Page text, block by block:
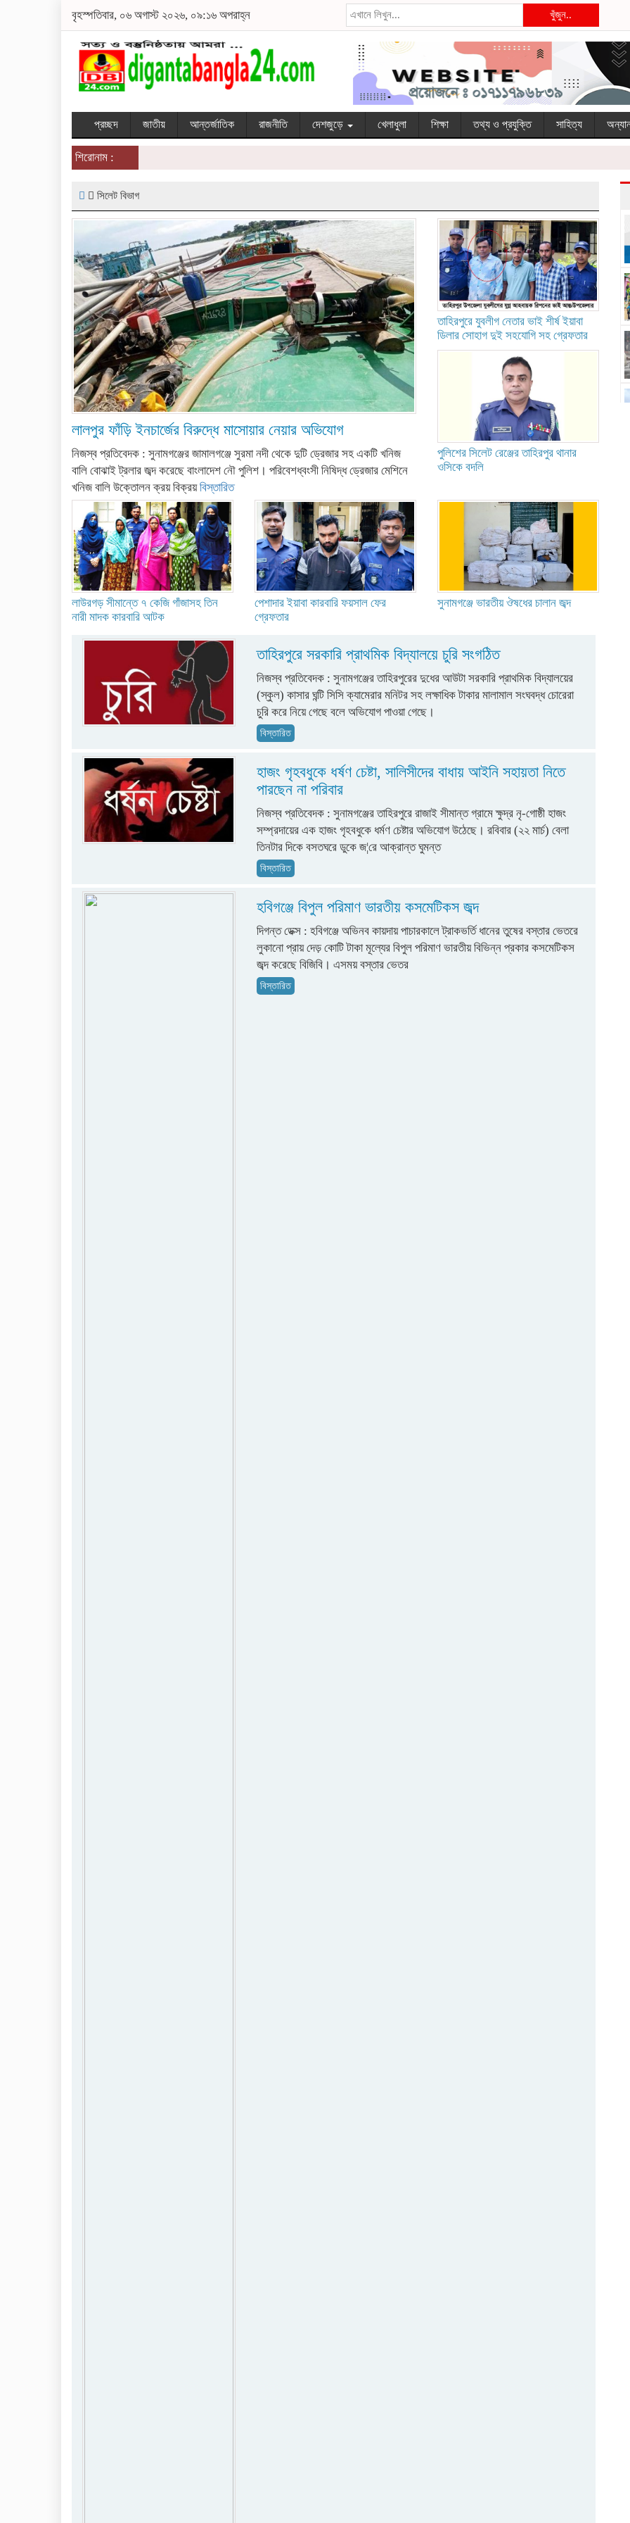
বৃহস্পতিবার, ০৬ অগাস্ট ২০২৬, ০৯:১৬ অপরাহ্ন খুঁজুন..
প্রচ্ছদ জাতীয় আন্তর্জাতিক রাজনীতি দেশজুড়ে খেলাধুলা শিক্ষা তথ্য ও প্রযুক্তি সাহিত্য
শিরোনাম :
সিলেট বিভাগ
লালপুর ফাঁড়ি ইনচার্জের বিরুদ্ধে মাসোয়ার নেয়ার অভিযোগ
নিজস্ব প্রতিবেদক : সুনামগঞ্জের জামালগঞ্জে সুরমা নদী থেকে দুটি ড্রেজার সহ একটি খনিজ
বালি বোঝাই ট্রলার জব্দ করেছে বাংলাদেশ নৌ পুলিশ। পরিবেশধ্বংসী নিষিদ্ধ ড্রেজার মেশিনে
খনিজ বালি উক্তোলন ক্রয় বিক্রয়বিস্তারিত
তাহিরপুরে যুবলীগ নেতার ভাই শীর্ষ ইয়াবা
ডিলার সোহাগ দুই সহযোগি সহ গ্রেফতার
পুলিশের সিলেট রেঞ্জের তাহিরপুর থানার
ওসিকে বদলি
লাউরগড় সীমান্তে ৭ কেজি গাঁজাসহ তিন
নারী মাদক কারবারি আটক
পেশাদার ইয়াবা কারবারি ফয়সাল ফের
গ্রেফতার
সুনামগঞ্জে ভারতীয় ঔষধের চালান জব্দ
তাহিরপুরে সরকারি প্রাথমিক বিদ্যালয়ে চুরি সংগঠিত
নিজস্ব প্রতিবেদক : সুনামগঞ্জের তাহিরপুরের দুধের আউটা সরকারি প্রাথমিক বিদ্যালয়ের
(স্কুল) কাসার ঘন্টি সিসি ক্যামেরার মনিটর সহ লক্ষাধিক টাকার মালামাল সংঘবদ্ধ চোরেরা
চুরি করে নিয়ে গেছে বলে অভিযোগ পাওয়া গেছে।
বিস্তারিত
হাজং গৃহবধুকে ধর্ষণ চেষ্টা, সালিসীদের বাধায় আইনি সহায়তা নিতে
পারছেন না পরিবার
নিজস্ব প্রতিবেদক : সুনামগঞ্জের তাহিরপুরে রাজাই সীমান্ত গ্রামে ক্ষুদ্র নৃ-গোষ্ঠী হাজং
সম্প্রদায়ের এক হাজং গৃহবধুকে ধর্মণ চেষ্টার অভিযোগ উঠেছে। রবিবার (২২ মার্চ) বেলা
তিনটার দিকে বসতঘরে ডুকে জ¦রে আক্রান্ত ঘুমন্ত
বিস্তারিত
হবিগঞ্জে বিপুল পরিমাণ ভারতীয় কসমেটিকস জব্দ
দিগন্ত ডেক্স : হবিগঞ্জে অভিনব কায়দায় পাচারকালে ট্রাকভর্তি ধানের তুষের বস্তার ভেতরে
লুকানো প্রায় দেড় কোটি টাকা মূল্যের বিপুল পরিমাণ ভারতীয় বিভিন্ন প্রকার কসমেটিকস
জব্দ করেছে বিজিবি। এসময় বস্তার ভেতর
বিস্তারিত